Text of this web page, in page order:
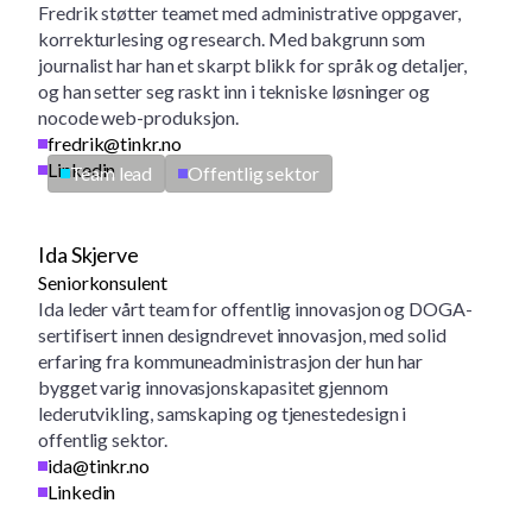
Fredrik støtter teamet med administrative oppgaver,
korrekturlesing og research. Med bakgrunn som
journalist har han et skarpt blikk for språk og detaljer,
og han setter seg raskt inn i tekniske løsninger og
nocode web-produksjon.
fredrik@tinkr.no
Linkedin
Team lead Offentlig sektor
Ida Skjerve
Seniorkonsulent
Ida leder vårt team for offentlig innovasjon og DOGA-
sertifisert innen designdrevet innovasjon, med solid
erfaring fra kommuneadministrasjon der hun har
bygget varig innovasjonskapasitet gjennom
lederutvikling, samskaping og tjenestedesign i
offentlig sektor.
ida@tinkr.no
Linkedin